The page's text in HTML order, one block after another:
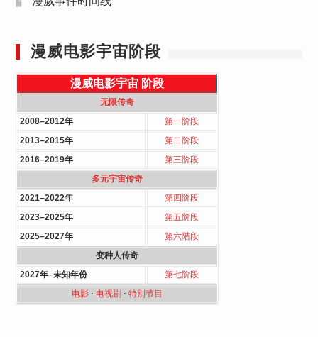
漫威电影宇宙阶段
漫威电影宇宙 阶段
无限传奇
2008–2012年
第一阶段
2013–2015年
第二阶段
2016–2019年
第三阶段
多元宇宙传奇
2021–2022年
第四阶段
2023–2025年
第五阶段
2025–2027年
第六階段
变种人传奇
2027年–未知年份
第七阶段
电影· 电视剧 · 特別节目